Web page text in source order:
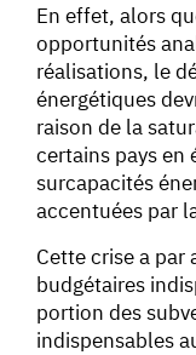
En effet, alors
opportunités
réalisations, le
énergétiques
raison de la
certains pays en
surcapacités
accentuées par
Cette crise a
budgétaires
portion des
indispensables